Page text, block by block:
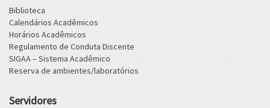
Biblioteca
Calendários Acadêmicos
Horários Acadêmicos
Regulamento de Conduta Discente
SIGAA – Sistema Acadêmico
Reserva de ambientes/laboratórios
Servidores